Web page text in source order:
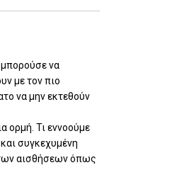
να
με τον πιο
να μην εκτεθούν
ορμή. Τι εννοούμε
συγκεχυμένη
αισθήσεων όπως